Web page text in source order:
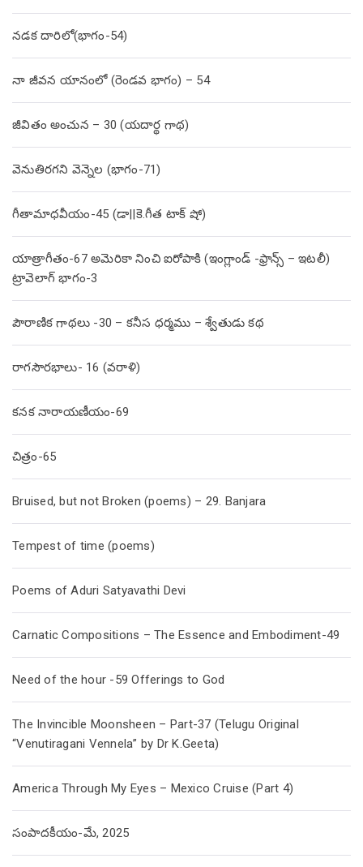
నడక దారిలో(భాగం-54)
నా జీవన యానంలో (రెండవ భాగం) – 54
జీవితం అంచున – 30 (యదార్థ గాథ)
వెనుతిరగని వెన్నెల (భాగం-71)
గీతామాధవీయం-45 (డా||కె.గీత టాక్ షో)
యాత్రాగీతం-67 అమెరికా నించి ఐరోపాకి (ఇంగ్లాండ్ -ఫ్రాన్స్ – ఇటలీ)
ట్రావెలాగ్ భాగం-3
పౌరాణిక గాథలు -30 – కనీస ధర్మము – శ్వేతుడు కథ
రాగసౌరభాలు- 16 (వరాళి)
కనక నారాయణీయం-69
చిత్రం-65
Bruised, but not Broken (poems) – 29. Banjara
Tempest of time (poems)
Poems of Aduri Satyavathi Devi
Carnatic Compositions – The Essence and Embodiment-49
Need of the hour -59 Offerings to God
The Invincible Moonsheen – Part-37 (Telugu Original
“Venutiragani Vennela” by Dr K.Geeta)
America Through My Eyes – Mexico Cruise (Part 4)
సంపాదకీయం-మే, 2025